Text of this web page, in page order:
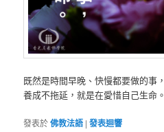
既然是時間早晚、快慢都要做的事，
養成不拖延，就是在愛惜自己生命。
發表於佛教法語 |發表迴響